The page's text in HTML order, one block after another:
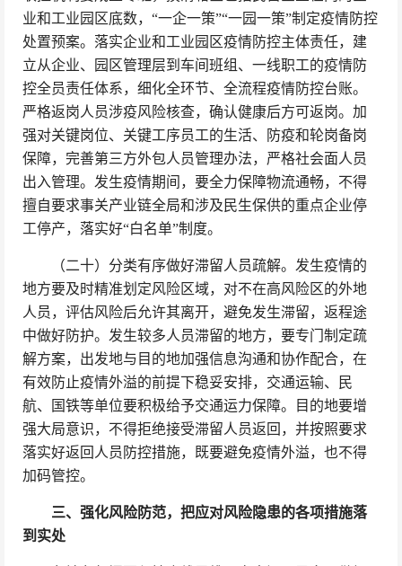
业和工业园区底数，“一企一策”“一园一策”制定疫情防控
处置预案。落实企业和工业园区疫情防控主体责任，建
立从企业、园区管理层到车间班组、一线职工的疫情防
控全员责任体系，细化全环节、全流程疫情防控台账。
严格返岗人员涉疫风险核查，确认健康后方可返岗。加
强对关键岗位、关键工序员工的生活、防疫和轮岗备岗
保障，完善第三方外包人员管理办法，严格社会面人员
出入管理。发生疫情期间，要全力保障物流通畅，不得
擅自要求事关产业链全局和涉及民生保供的重点企业停
工停产，落实好“白名单”制度。
（二十）分类有序做好滞留人员疏解。发生疫情的
地方要及时精准划定风险区域，对不在高风险区的外地
人员，评估风险后允许其离开，避免发生滞留，返程途
中做好防护。发生较多人员滞留的地方，要专门制定疏
解方案，出发地与目的地加强信息沟通和协作配合，在
有效防止疫情外溢的前提下稳妥安排，交通运输、民
航、国铁等单位要积极给予交通运力保障。目的地要增
强大局意识，不得拒绝接受滞留人员返回，并按照要求
落实好返回人员防控措施，既要避免疫情外溢，也不得
加码管控。
三、强化风险防范，把应对风险隐患的各项措施落
到实处